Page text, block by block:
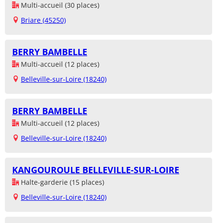
Multi-accueil (30 places)
Briare (45250)
BERRY BAMBELLE
Multi-accueil (12 places)
Belleville-sur-Loire (18240)
BERRY BAMBELLE
Multi-accueil (12 places)
Belleville-sur-Loire (18240)
KANGOUROULE BELLEVILLE-SUR-LOIRE
Halte-garderie (15 places)
Belleville-sur-Loire (18240)